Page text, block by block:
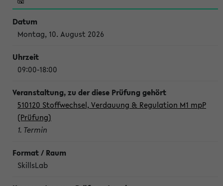
Montag, 10. August 2026
09:00-18:00
510120 Stoffwechsel, Verdauung & Regulation M1 mpP
(Prüfung)
1. Termin
SkillsLab